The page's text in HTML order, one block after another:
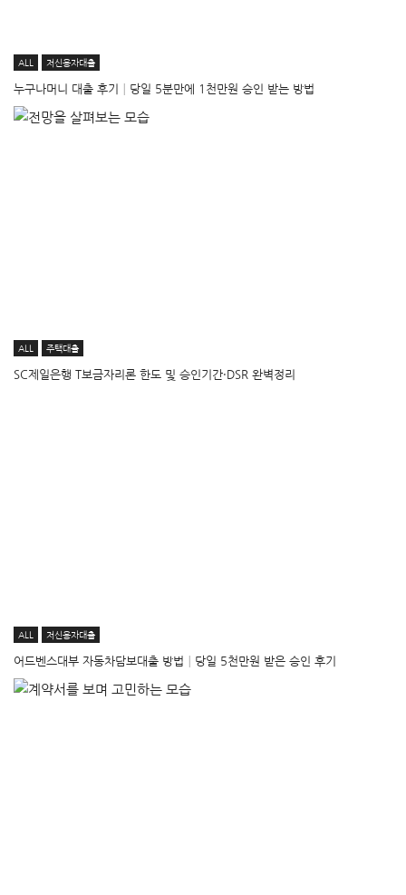
ALL 저신용자대출
누구나머니 대출 후기│당일 5분만에 1천만원 승인 받는 방법
ALL 주택대출
SC제일은행 T보금자리론 한도 및 승인기간·DSR 완벽정리
ALL 저신용자대출
어드벤스대부 자동차담보대출 방법│당일 5천만원 받은 승인 후기